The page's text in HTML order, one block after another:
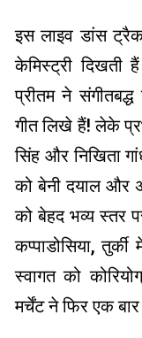
इस लाइव डांस
केमिस्ट्री
प्रीतम ने
गीत लिखे हैं! लेके
सिंह और निखिता
को बेनी दयाल और
को बेहद भव्य स्तर
कप्पाडोसिया,
स्वागत को
मर्चेंट ने फिर एक